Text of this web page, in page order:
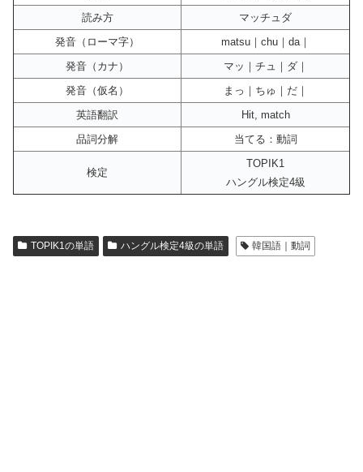
読み方
マッチュダ
発音（ローマ字）
matsu｜chu｜da｜
発音（カナ）
マッ｜チュ｜ダ｜
発音（仮名）
まっ｜ちゅ｜だ｜
英語翻訳
Hit, match
品詞分解
当てる：動詞
検定
TOPIK1
ハングル検定4級
TOPIK1の単語 ハングル検定4級の単語 韓国語｜動詞